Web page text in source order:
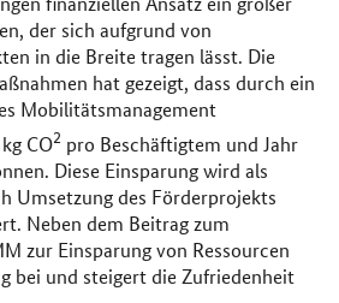
der sich aufgrund von
in die Breite tragen lässt. Die
hat gezeigt, dass durch ein
Mobilitätsmanagement
CO2 pro Beschäftigtem und Jahr
Diese Einsparung wird als
Umsetzung des Förderprojekts
Neben dem Beitrag zum
zur Einsparung von Ressourcen
bei und steigert die Zufriedenheit